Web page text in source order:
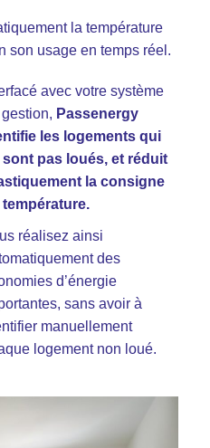
Follow Us
–
la température
son usage en temps réel.
avec votre système
Passenergy
les logements qui
sont pas loués, et réduit
la consigne
température.
réalisez ainsi
des
d’énergie
sans avoir à
manuellement
logement non loué.
Passenergy
si l’étudiant a
son appartement.
encadre la
maximum que
régler l’étudiant sur
thermostat connecté